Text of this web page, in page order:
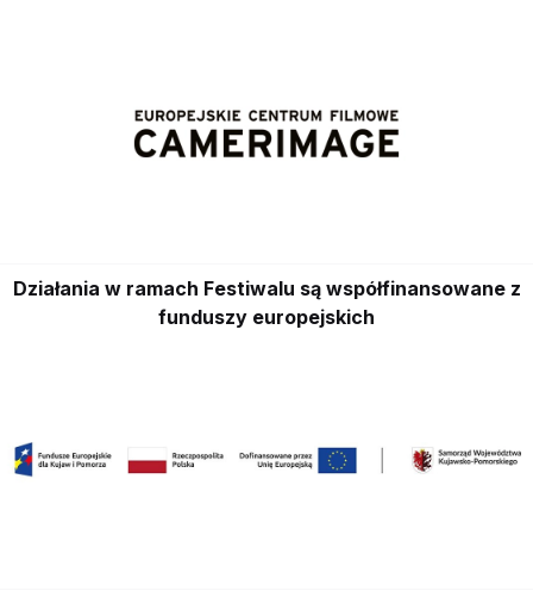
Działania w ramach Festiwalu są współfinansowane z
funduszy europejskich